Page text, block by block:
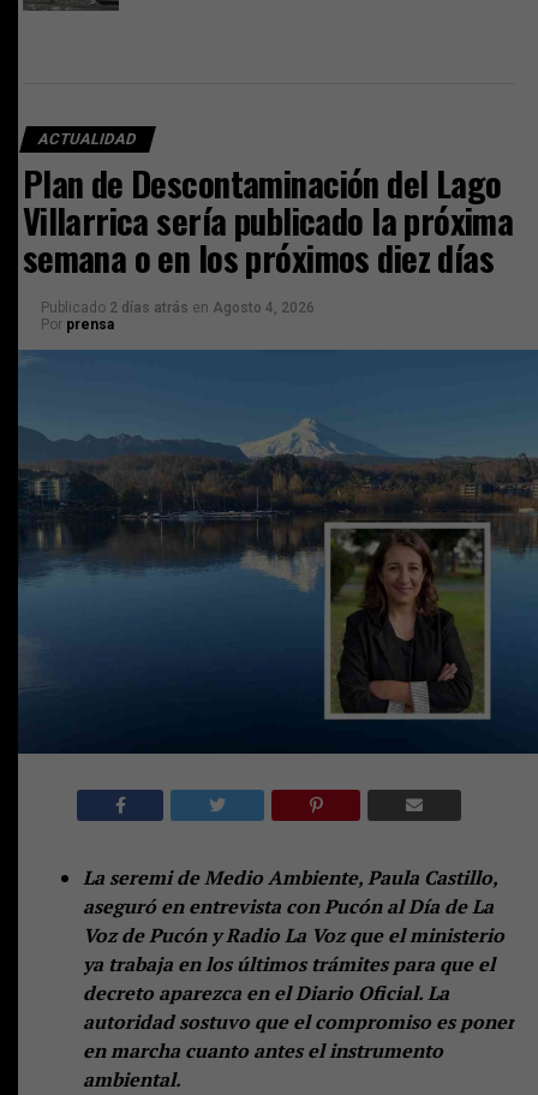
ACTUALIDAD
Plan de Descontaminación del Lago
Villarrica sería publicado la próxima
semana o en los próximos diez días
Publicado 2 días atrás en Agosto 4, 2026
Por prensa
La seremi de Medio Ambiente, Paula Castillo,
aseguró en entrevista con Pucón al Día de La
Voz de Pucón y Radio La Voz que el ministerio
ya trabaja en los últimos trámites para que el
decreto aparezca en el Diario Oficial. La
autoridad sostuvo que el compromiso es poner
en marcha cuanto antes el instrumento
ambiental.